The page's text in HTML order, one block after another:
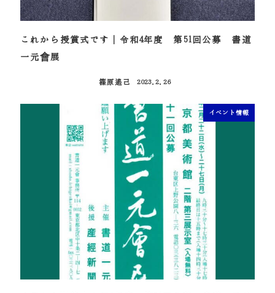
これから授賞式です｜令和4年度 第51回公募 書道
一元會展
篠原遙己
2023.2.26
イベント情報